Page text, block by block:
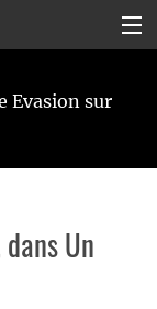
Evasion sur
Un